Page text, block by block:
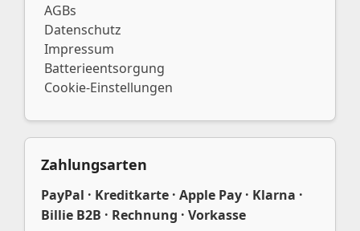
AGBs
Datenschutz
Impressum
Batterieentsorgung
Cookie-Einstellungen
Zahlungsarten
PayPal · Kreditkarte · Apple Pay · Klarna ·
Billie B2B · Rechnung · Vorkasse